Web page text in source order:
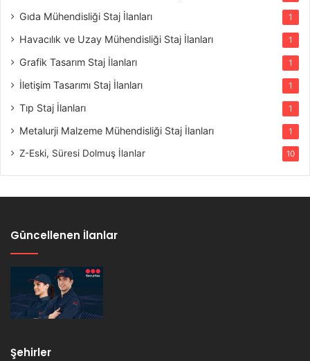
Gıda Mühendisliği Staj İlanları 1
Havacılık ve Uzay Mühendisliği Staj İlanları 1
Grafik Tasarım Staj İlanları 1
İletişim Tasarımı Staj İlanları 1
Tıp Staj İlanları 1
Metalurji Malzeme Mühendisliği Staj İlanları 1
Z-Eski, Süresi Dolmuş İlanlar 10
Güncellenen İlanlar
Şehirler